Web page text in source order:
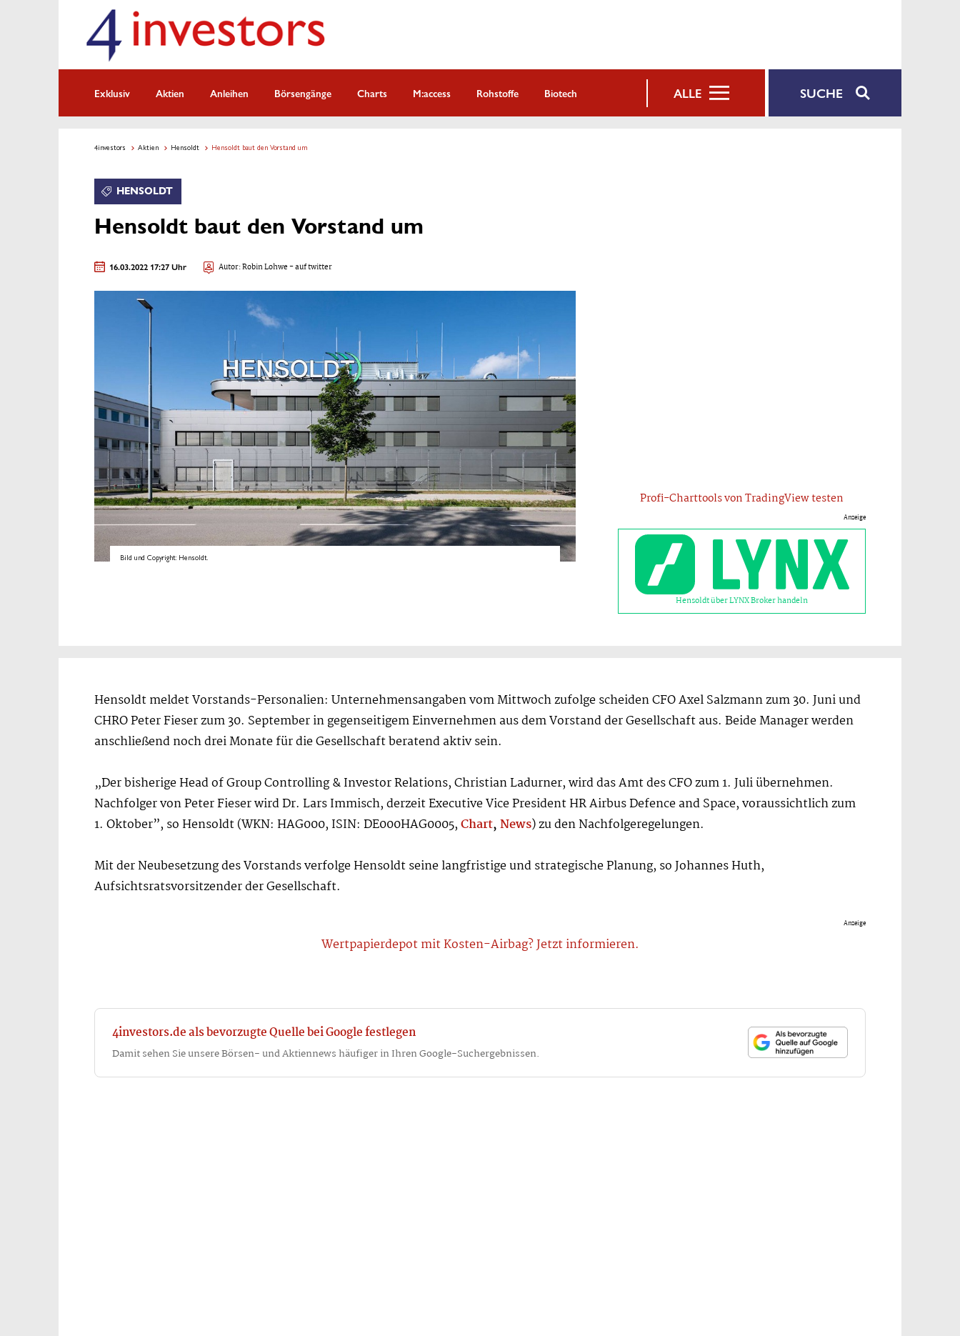
SUCHE
ALLE
Exklusiv Aktien Anleihen Börsengänge Charts M:access Rohstoffe Biotech
4investors Aktien Hensoldt Hensoldt baut den Vorstand um
HENSOLDT
Hensoldt baut den Vorstand um
16.03.2022 17:27 Uhr Autor:Robin Lohwe- auf twitter
Bild und Copyright: Hensoldt.
Profi-Charttools von TradingView testen
Anzeige
Hensoldt über LYNX Broker handeln
Hensoldt meldet Vorstands-Personalien: Unternehmensangaben vom Mittwoch zufolge scheiden CFO Axel Salzmann zum 30. Juni und
CHRO Peter Fieser zum 30. September in gegenseitigem Einvernehmen aus dem Vorstand der Gesellschaft aus. Beide Manager werden
anschließend noch drei Monate für die Gesellschaft beratend aktiv sein.
„Der bisherige Head of Group Controlling & Investor Relations, Christian Ladurner, wird das Amt des CFO zum 1. Juli übernehmen.
Nachfolger von Peter Fieser wird Dr. Lars Immisch, derzeit Executive Vice President HR Airbus Defence and Space, voraussichtlich zum
1. Oktober”, so Hensoldt (WKN: HAG000, ISIN: DE000HAG0005,Chart,News) zu den Nachfolgeregelungen.
Mit der Neubesetzung des Vorstands verfolge Hensoldt seine langfristige und strategische Planung, so Johannes Huth,
Aufsichtsratsvorsitzender der Gesellschaft.
Anzeige
Wertpapierdepot mit Kosten-Airbag? Jetzt informieren.
4investors.de als bevorzugte Quelle bei Google festlegen
Damit sehen Sie unsere Börsen- und Aktiennews häufiger in Ihren Google-Suchergebnissen.